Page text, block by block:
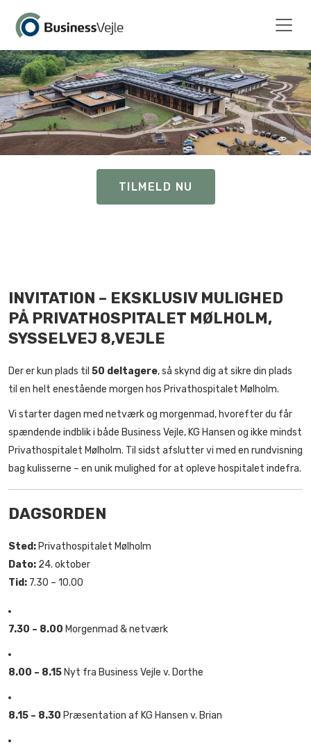
TILMELD NU
INVITATION – EKSKLUSIV MULIGHED
PÅ PRIVATHOSPITALET MØLHOLM,
SYSSELVEJ 8,VEJLE
Der er kun plads til 50 deltagere, så skynd dig at sikre din plads
til en helt enestående morgen hos Privathospitalet Mølholm.
Vi starter dagen med netværk og morgenmad, hvorefter du får
spændende indblik i både Business Vejle, KG Hansen og ikke mindst
Privathospitalet Mølholm. Til sidst afslutter vi med en rundvisning
bag kulisserne – en unik mulighed for at opleve hospitalet indefra.
DAGSORDEN
Sted: Privathospitalet Mølholm
Dato: 24. oktober
Tid: 7.30 – 10.00
7.30 – 8.00 Morgenmad & netværk
8.00 – 8.15 Nyt fra Business Vejle v. Dorthe
8.15 – 8.30 Præsentation af KG Hansen v. Brian